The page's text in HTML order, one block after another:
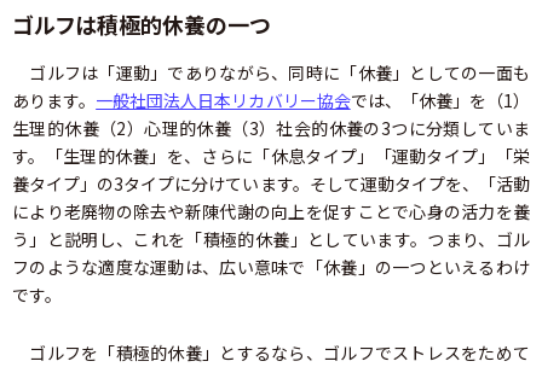
ゴルフは積極的休養の一つ
ゴルフは「運動」でありながら、同時に「休養」としての一面も
あります。 一般社団法人日本リカバリー協会では、「休養」を（1）
生理的休養（2）心理的休養（3）社会的休養の3つに分類していま
す。「生理的休養」を、さらに「休息タイプ」「運動タイプ」「栄
養タイプ」の3タイプに分けています。そして運動タイプを、「活動
により老廃物の除去や新陳代謝の向上を促すことで心身の活力を養
う」と説明し、これを「積極的休養」としています。つまり、ゴル
フのような適度な運動は、広い意味で「休養」の一つといえるわけ
です。
ゴルフを「積極的休養」とするなら、ゴルフでストレスをためて